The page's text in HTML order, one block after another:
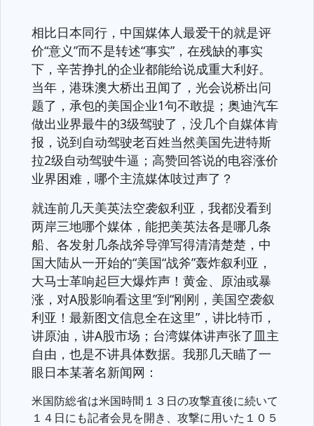
相比日本同行，中国媒体人最爱干的就是评
价“意义”而不是转述“事实”，在残缺的事实
下，辛苦挣扎的企业都能给说成重大利好。
当年，港珠澳大桥出丑闻了，光会说桥出问
题了，承包的美国企业1句不敢提；奥迪汽车
做出业界最牛的3级驾驶了，没几个自媒体肯
报，说到自动驾驶老百姓当然美国先进特斯
拉2级自动驾驶牛逼；高赞回答说的电容涨价
业界困难，哪个主流媒体吱过声了？
就连前几天美英法空袭叙利亚，我都没看到
两岸三地哪个媒体，能把美英法各是哪几条
船、各发射几条战斧导弹写得清清楚楚，中
国大陆从一开始的“美国“战斧”轰炸叙利亚，
大马士革响起巨大爆炸声！黄金、原油或暴
涨，对A股影响看这里”到“刚刚，美国空袭叙
利亚！最新图文信息全在这里”，讲比特币，
讲原油，讲A股市场；台湾媒体讲声张了皿主
自由，也是不讲具体数据。我那几天瞄了一
眼日本某著名新闻网：
米国防総省は米国時間１３日の攻撃直後に続いて
１４日にも記者会見を開き、攻撃に用いた１０５